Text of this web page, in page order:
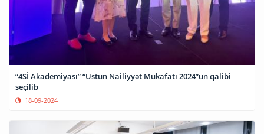
“4Sİ Akademiyası” “Üstün Nailiyyət Mükafatı 2024”ün qalibi
seçilib
18-09-2024